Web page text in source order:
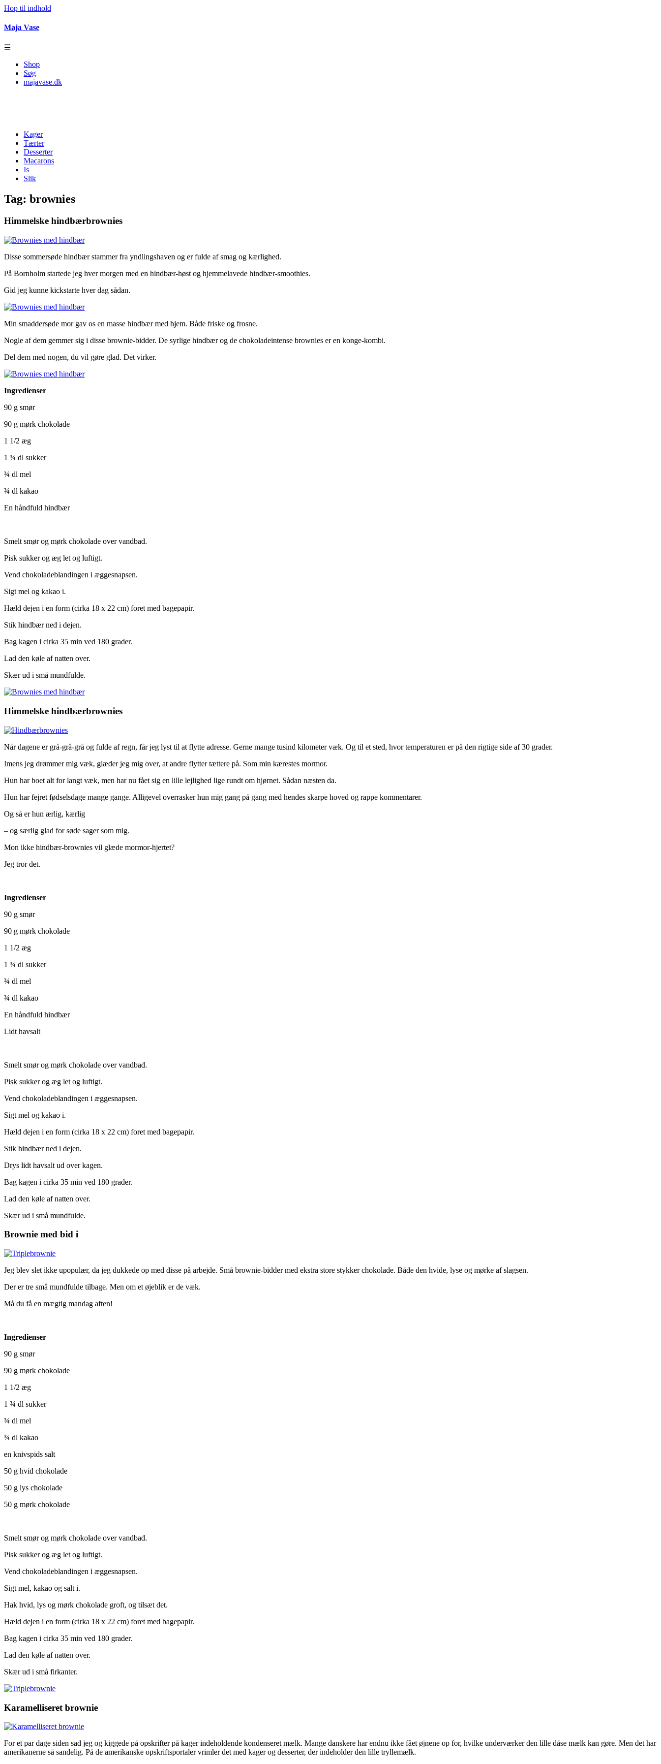
Hop til indhold
Maja Vase
☰
Shop
Søg
majavase.dk
Kager
Tærter
Desserter
Macarons
Is
Slik
Tag: brownies
Himmelske hindbærbrownies
Disse sommersøde hindbær stammer fra yndlingshaven og er fulde af smag og kærlighed.
På Bornholm startede jeg hver morgen med en hindbær-høst og hjemmelavede hindbær-smoothies.
Gid jeg kunne kickstarte hver dag sådan.
Min smaddersøde mor gav os en masse hindbær med hjem. Både friske og frosne.
Nogle af dem gemmer sig i disse brownie-bidder. De syrlige hindbær og de chokoladeintense brownies er en konge-kombi.
Del dem med nogen, du vil gøre glad. Det virker.
Ingredienser
90 g smør
90 g mørk chokolade
1 1/2 æg
1 ¾ dl sukker
¾ dl mel
¾ dl kakao
En håndfuld hindbær
Smelt smør og mørk chokolade over vandbad.
Pisk sukker og æg let og luftigt.
Vend chokoladeblandingen i æggesnapsen.
Sigt mel og kakao i.
Hæld dejen i en form (cirka 18 x 22 cm) foret med bagepapir.
Stik hindbær ned i dejen.
Bag kagen i cirka 35 min ved 180 grader.
Lad den køle af natten over.
Skær ud i små mundfulde.
Himmelske hindbærbrownies
Når dagene er grå-grå-grå og fulde af regn, får jeg lyst til at flytte adresse. Gerne mange tusind kilometer væk. Og til et sted, hvor temperaturen er på den rigtige side af 30 grader.
Imens jeg drømmer mig væk, glæder jeg mig over, at andre flytter tættere på. Som min kærestes mormor.
Hun har boet alt for langt væk, men har nu fået sig en lille lejlighed lige rundt om hjørnet. Sådan næsten da.
Hun har fejret fødselsdage mange gange. Alligevel overrasker hun mig gang på gang med hendes skarpe hoved og rappe kommentarer.
Og så er hun ærlig, kærlig
– og særlig glad for søde sager som mig.
Mon ikke hindbær-brownies vil glæde mormor-hjertet?
Jeg tror det.
Ingredienser
90 g smør
90 g mørk chokolade
1 1/2 æg
1 ¾ dl sukker
¾ dl mel
¾ dl kakao
En håndfuld hindbær
Lidt havsalt
Smelt smør og mørk chokolade over vandbad.
Pisk sukker og æg let og luftigt.
Vend chokoladeblandingen i æggesnapsen.
Sigt mel og kakao i.
Hæld dejen i en form (cirka 18 x 22 cm) foret med bagepapir.
Stik hindbær ned i dejen.
Drys lidt havsalt ud over kagen.
Bag kagen i cirka 35 min ved 180 grader.
Lad den køle af natten over.
Skær ud i små mundfulde.
Brownie med bid i
Jeg blev slet ikke upopulær, da jeg dukkede op med disse på arbejde. Små brownie-bidder med ekstra store stykker chokolade. Både den hvide, lyse og mørke af slagsen.
Der er tre små mundfulde tilbage. Men om et øjeblik er de væk.
Må du få en mægtig mandag aften!
Ingredienser
90 g smør
90 g mørk chokolade
1 1/2 æg
1 ¾ dl sukker
¾ dl mel
¾ dl kakao
en knivspids salt
50 g hvid chokolade
50 g lys chokolade
50 g mørk chokolade
Smelt smør og mørk chokolade over vandbad.
Pisk sukker og æg let og luftigt.
Vend chokoladeblandingen i æggesnapsen.
Sigt mel, kakao og salt i.
Hak hvid, lys og mørk chokolade groft, og tilsæt det.
Hæld dejen i en form (cirka 18 x 22 cm) foret med bagepapir.
Bag kagen i cirka 35 min ved 180 grader.
Lad den køle af natten over.
Skær ud i små firkanter.
Karamelliseret brownie
For et par dage siden sad jeg og kiggede på opskrifter på kager indeholdende kondenseret mælk. Mange danskere har endnu ikke fået øjnene op for, hvilke underværker den lille dåse mælk kan gøre. Men det har
amerikanerne så sandelig. På de amerikanske opskriftsportaler vrimler det med kager og desserter, der indeholder den lille tryllemælk.